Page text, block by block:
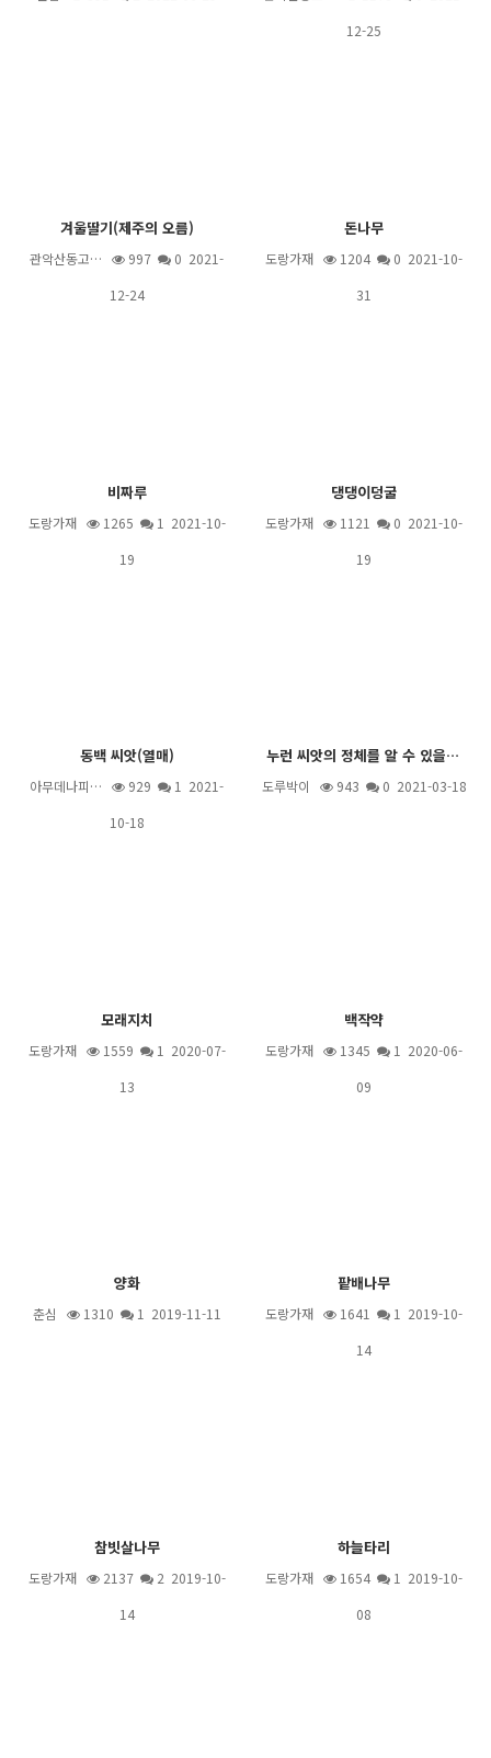
12-25
겨울딸기(제주의 오름)
관악산동고… 997
0 2021-
12-24
돈나무
도랑가재 1204
0 2021-10-
31
비짜루
도랑가재 1265 1 2021-10-
19
댕댕이덩굴
도랑가재 1121
0 2021-10-
19
동백 씨앗(열매)
아무데나피… 929 1 2021-
10-18
누런 씨앗의 정체를 알 수 있을까요?
도루박이 943 0 2021-03-18
모래지치
도랑가재 1559 1 2020-07-
13
백작약
도랑가재 1345 1 2020-06-
09
양화
춘심 1310 1 2019-11-11
팥배나무
도랑가재 1641 1 2019-10-
14
참빗살나무
도랑가재 2137 2 2019-10-
14
하늘타리
도랑가재 1654 1 2019-10-
08